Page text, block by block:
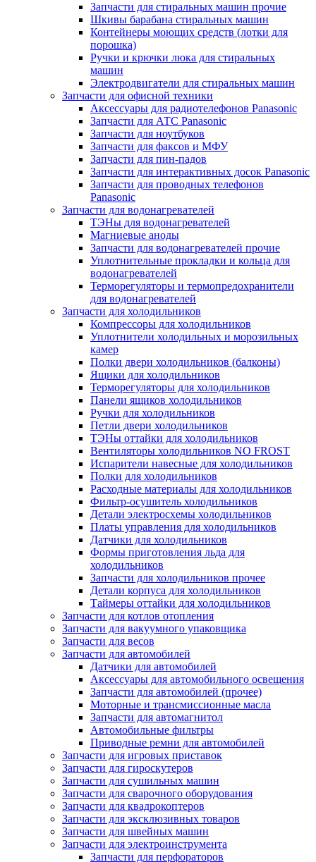
Запчасти для стиральных машин прочие
Шкивы барабана стиральных машин
Контейнеры моющих средств (лотки для
порошка)
Ручки и крючки люка для стиральных
машин
Электродвигатели для стиральных машин
Запчасти для офисной техники
Аксессуары для радиотелефонов Panasonic
Запчасти для АТС Panasonic
Запчасти для ноутбуков
Запчасти для факсов и МФУ
Запчасти для пин-падов
Запчасти для интерактивных досок Panasonic
Запчасти для проводных телефонов
Panasonic
Запчасти для водонагревателей
ТЭНы для водонагревателей
Магниевые аноды
Запчасти для водонагревателей прочие
Уплотнительные прокладки и кольца для
водонагревателей
Терморегуляторы и термопредохранители
для водонагревателей
Запчасти для холодильников
Компрессоры для холодильников
Уплотнители холодильных и морозильных
камер
Полки двери холодильников (балконы)
Ящики для холодильников
Терморегуляторы для холодильников
Панели ящиков холодильников
Ручки для холодильников
Петли двери холодильников
ТЭНы оттайки для холодильников
Вентиляторы холодильников NO FROST
Испарители навесные для холодильников
Полки для холодильников
Расходные материалы для холодильников
Фильтр-осушитель холодильников
Детали электросхемы холодильников
Платы управления для холодильников
Датчики для холодильников
Формы приготовления льда для
холодильников
Запчасти для холодильников прочее
Детали корпуса для холодильников
Таймеры оттайки для холодильников
Запчасти для котлов отопления
Запчасти для вакуумного упаковщика
Запчасти для весов
Запчасти для автомобилей
Датчики для автомобилей
Аксессуары для автомобильного освещения
Запчасти для автомобилей (прочее)
Моторные и трансмиссионные масла
Запчасти для автомагнитол
Автомобильные фильтры
Приводные ремни для автомобилей
Запчасти для игровых приставок
Запчасти для гироскутеров
Запчасти для сушильных машин
Запчасти для сварочного оборудования
Запчасти для квадрокоптеров
Запчасти для эксклюзивных товаров
Запчасти для швейных машин
Запчасти для электроинструмента
Запчасти для перфораторов